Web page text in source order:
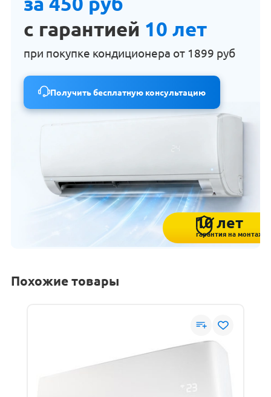
с гарантией 10 лет
при покупке кондиционера от 1899 руб
Получить бесплатную консультацию
10 лет
гарантия на монтаж
Похожие товары